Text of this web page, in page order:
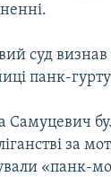
суд
панк-
Самуцевич
за
«панк-